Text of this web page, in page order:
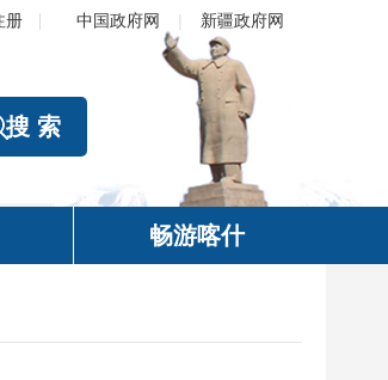
中国政府网 | 新疆政府网
册
畅游喀什